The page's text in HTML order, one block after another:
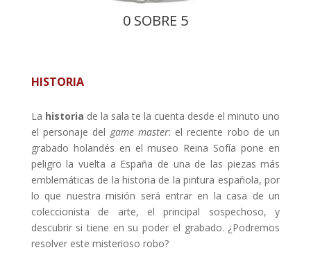
0 SOBRE 5
HISTORIA
La historia de la sala te la cuenta desde el minuto uno
el personaje del game master: el reciente robo de un
grabado holandés en el museo Reina Sofía pone en
peligro la vuelta a España de una de las piezas más
emblemáticas de la historia de la pintura española, por
lo que nuestra misión será entrar en la casa de un
coleccionista de arte, el principal sospechoso, y
descubrir si tiene en su poder el grabado. ¿Podremos
resolver este misterioso robo?